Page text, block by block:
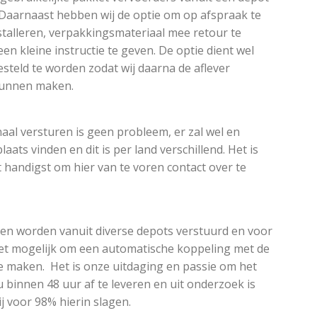
hebben wij de optie om op afspraak te
verpakkingsmateriaal mee retour te
kleine instructie te geven. De optie dient wel
te worden zodat wij daarna de aflever
maken.
versturen is geen probleem, er zal wel en
vinden en dit is per land verschillend. Het is
handigst om hier van te voren contact over te
worden vanuit diverse depots verstuurd en voor
mogelijk om een automatische koppeling met de
maken. Het is onze uitdaging en passie om het
binnen 48 uur af te leveren en uit onderzoek is
voor 98% hierin slagen.